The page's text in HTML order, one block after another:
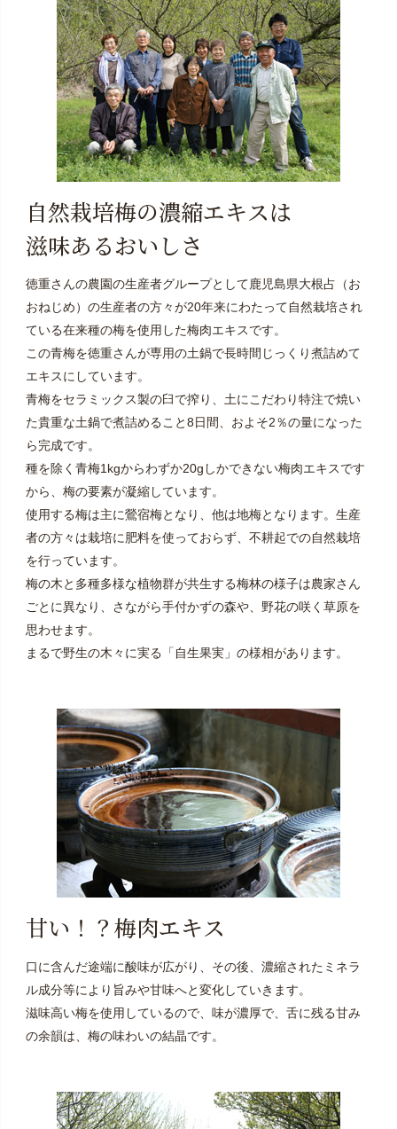
自然栽培梅の濃縮エキスは
滋味あるおいしさ
徳重さんの農園の生産者グループとして鹿児島県大根占（お
おねじめ）の生産者の方々が20年来にわたって自然栽培され
ている在来種の梅を使用した梅肉エキスです。
この青梅を徳重さんが専用の土鍋で長時間じっくり煮詰めて
エキスにしています。
青梅をセラミックス製の臼で搾り、土にこだわり特注で焼い
た貴重な土鍋で煮詰めること8日間、およそ2％の量になった
ら完成です。
種を除く青梅1kgからわずか20gしかできない梅肉エキスです
から、梅の要素が凝縮しています。
使用する梅は主に鶯宿梅となり、他は地梅となります。生産
者の方々は栽培に肥料を使っておらず、不耕起での自然栽培
を行っています。
梅の木と多種多様な植物群が共生する梅林の様子は農家さん
ごとに異なり、さながら手付かずの森や、野花の咲く草原を
思わせます。
まるで野生の木々に実る「自生果実」の様相があります。
甘い！？梅肉エキス
口に含んだ途端に酸味が広がり、その後、濃縮されたミネラ
ル成分等により旨みや甘味へと変化していきます。
滋味高い梅を使用しているので、味が濃厚で、舌に残る甘み
の余韻は、梅の味わいの結晶です。